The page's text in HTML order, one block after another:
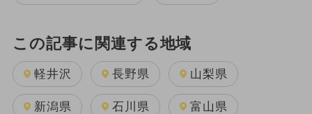
この記事に関連する地域
軽井沢 長野県 山梨県
新潟県 石川県 富山県